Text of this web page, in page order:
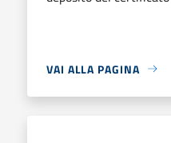
VAI ALLA PAGINA